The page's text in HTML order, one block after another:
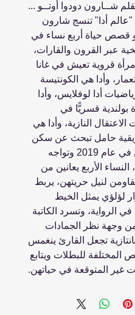
شــارون دودوا أوتــو ...
"عالم أدا" تنسج شارون
قصص حياة أربع نساء في
عبر القرون والقارات،
قروية تعيش في غانا
وأدا هي الكونتيسة
أدا لوفلايس، وأدا
بولندية قسريًّا في
النازية، وأدا هي
حامل تبحث عن سكن
في برلين في عام 2019 وتواجه
النساء الأربع يعانين من
لنيل حريتهن، يربط
لؤلؤي يمثل الخيط
الرواية، وتسرد الكاتبة
من وجهة نظر الجمادات
تجعل القارئ ينغمس
المختلفة للبطلات ويتابع
غير المتوقعة في حياتهن.